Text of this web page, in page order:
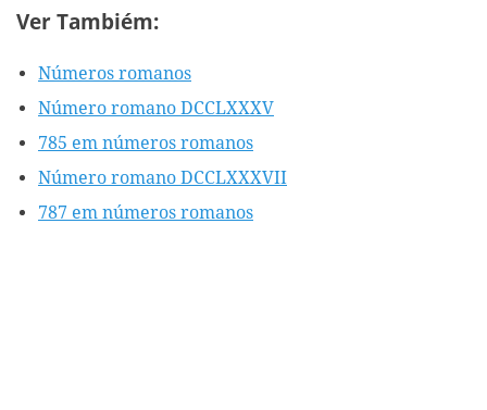
Ver Tambiém:
Números romanos
Número romano DCCLXXXV
785 em números romanos
Número romano DCCLXXXVII
787 em números romanos